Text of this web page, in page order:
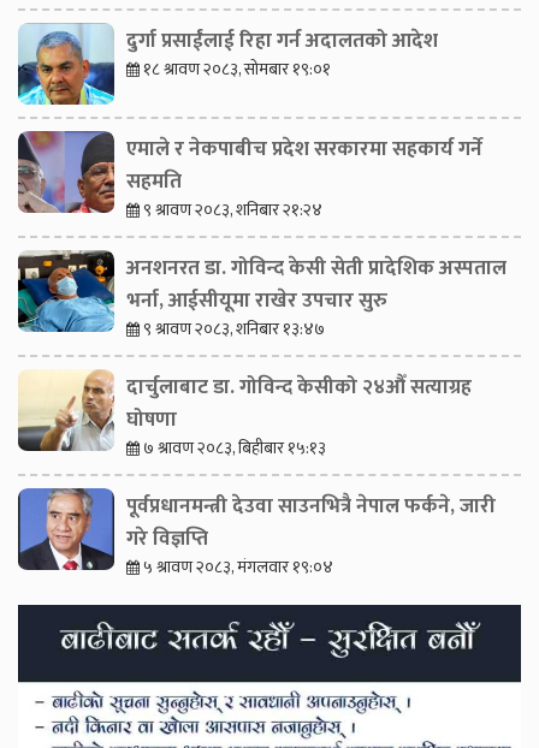
दुर्गा प्रसाईंलाई रिहा गर्न अदालतको आदेश
१८ श्रावण २०८३, सोमबार १९:०१
एमाले र नेकपाबीच प्रदेश सरकारमा सहकार्य गर्ने
सहमति
९ श्रावण २०८३, शनिबार २१:२४
अनशनरत डा. गोविन्द केसी सेती प्रादेशिक अस्पताल
भर्ना, आईसीयूमा राखेर उपचार सुरु
९ श्रावण २०८३, शनिबार १३:४७
दार्चुलाबाट डा. गोविन्द केसीको २४औँ सत्याग्रह
घोषणा
७ श्रावण २०८३, बिहीबार १५:१३
पूर्वप्रधानमन्त्री देउवा साउनभित्रै नेपाल फर्कने, जारी
गरे विज्ञप्ति
५ श्रावण २०८३, मंगलवार १९:०४